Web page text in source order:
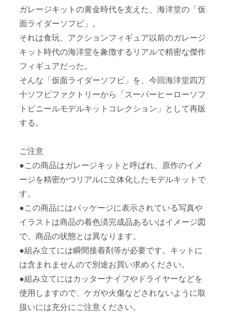
ガレージキットの黄金時代を支えた、海洋堂の「仮
面ライダーソフビ」。
それは食玩、アクションフィギュア以前のガレージ
キット時代の海洋堂を象徴するリアルで精密な傑作
フィギュアだった。
そんな「仮面ライダーソフビ」を、今回海洋堂四万
十ソフビファクトリーから「スーパーヒーローソフ
トビニールモデルキットコレクション」として再販
する。
ご注意
●この商品はガレージキットと呼ばれ、原作のイメ
ージを精密かつリアルに立体化したモデルキットで
す。
●この商品にはパッケージに表示されている写真や
イラストは商品の着色済完成品あるいはイメージ図
で、商品の状態とは異なります。
●組み立てには瞬間接着剤等が必要です。キットに
は含まれませんので別途お買い求めください。
●組み立てにはカッターナイフやドライヤーなどを
使用しますので、ケガや火傷などされないように取
扱いには充分にご注意ください。